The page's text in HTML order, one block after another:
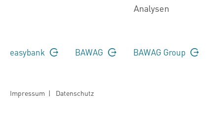
Analysen
easybank BAWAG BAWAG Group
Impressum | Datenschutz